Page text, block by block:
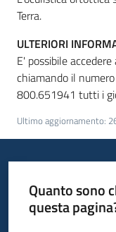
Newsletter
Terra.
ULTERIORI
E' possibile
chiamando il
800.651941 tutti i
Ultimo aggiornamento:
Quanto sono
questa